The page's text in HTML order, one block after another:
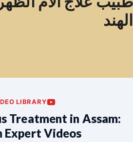
الهند
LIBRARY
Treatment in Assam:
Expert Videos